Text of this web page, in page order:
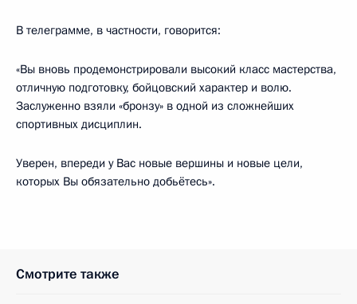
В телеграмме, в частности, говорится:
«Вы вновь продемонстрировали высокий класс мастерства,
отличную подготовку, бойцовский характер и волю.
Заслуженно взяли «бронзу» в одной из сложнейших
спортивных дисциплин.
Уверен, впереди у Вас новые вершины и новые цели,
которых Вы обязательно добьётесь».
Смотрите также